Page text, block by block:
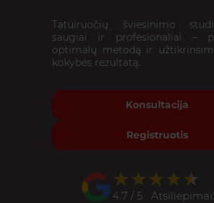
Tatuiruočių šviesinimo
saugiai ir profesionaliai –
optimalų metodą ir
kokybės rezultatą.
Konsultacija
Registruotis
★★★★★
★★★★★
4.7 / 5 Atsiliepimai: